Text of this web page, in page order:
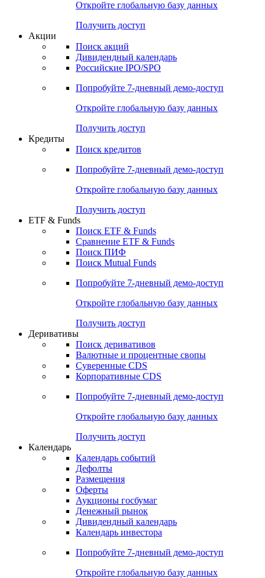
Откройте глобальную базу данных
Получить доступ
Акции
Поиск акций
Дивидендный календарь
Российские IPO/SPO
Попробуйте 7-дневный демо-доступ
Откройте глобальную базу данных
Получить доступ
Кредиты
Поиск кредитов
Попробуйте 7-дневный демо-доступ
Откройте глобальную базу данных
Получить доступ
ETF & Funds
Поиск ETF & Funds
Сравнение ETF & Funds
Поиск ПИФ
Поиск Mutual Funds
Попробуйте 7-дневный демо-доступ
Откройте глобальную базу данных
Получить доступ
Деривативы
Поиск деривативов
Валютные и процентные свопы
Суверенные CDS
Корпоративные CDS
Попробуйте 7-дневный демо-доступ
Откройте глобальную базу данных
Получить доступ
Календарь
Календарь событий
Дефолты
Размещения
Оферты
Аукционы госбумаг
Денежный рынок
Дивидендный календарь
Календарь инвестора
Попробуйте 7-дневный демо-доступ
Откройте глобальную базу данных